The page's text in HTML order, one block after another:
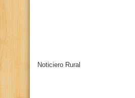
Noticiero Rural